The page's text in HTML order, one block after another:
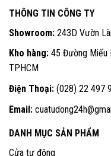
THÔNG TIN CÔNG TY
Showroom: 243D Vườn
Kho hàng: 45 Đường Miếu
TPHCM
Điện Thoại: (028) 22 497
Email:
DANH MỤC SẢN PHẨM
Cửa tự động